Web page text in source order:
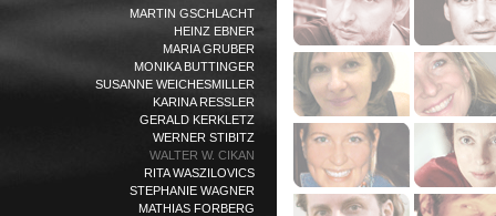
MARTIN GSCHLACHT
HEINZ EBNER
MARIA GRUBER
MONIKA BUTTINGER
SUSANNE WEICHESMILLER
KARINA RESSLER
GERALD KERKLETZ
WERNER STIBITZ
WALTER W. CIKAN
RITA WASZILOVICS
STEPHANIE WAGNER
MATHIAS FORBERG